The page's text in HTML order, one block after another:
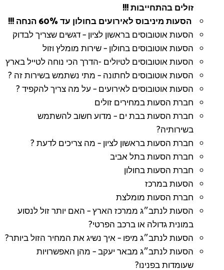
זולים בהתחייבות !!!
הסעות מיניבוס לאירועים בחולון עד 60% הנחה !!!
הסעות אוטובוסים בראשון לציון – דגשים שצריך לבדוק
הסעות אוטובוסים בחולון – שירות מומלץ וזול
הסעות אוטובוסים לטיולים -הדרך הכי נוחה לטייל בארץ
הסעות אוטובוסים לחתונה – מתי נשתמש בשירות זה ?
הסעות אוטובוסים לאירועים – על מה צריך להקפיד ?
חברת הסעות במחירים זולים
חברת הסעות בבת ים – מדוע חשוב להשתמש
בשירותיה?
חברת הסעות בראשון לציון – מה צריכים לדעת ?
חברת הסעות בתל אביב
חברת הסעות בחולון
הסעות במרכז
חברת הסעות מומלצת
הסעות לנתב״ג ממרכז הארץ – האם יותר זול לנסוע
במונית גדולה או ברכב הפרטי?
הסעות לנתב״ג מיפו – איך נשיג את המחיר הזול ביותר?
הסעות לנתב״ג מבאר יעקב – מהן האפשרויות
שעומדות בפנינו?